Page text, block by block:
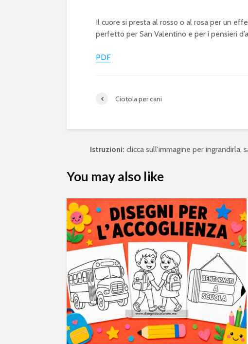
Il cuore si presta al rosso o al rosa per un
perfetto per San Valentino e per i pensieri
PDF
Ciotola per cani
Istruzioni: clicca sull'immagine per ingrandirla,
You may also like